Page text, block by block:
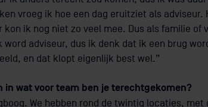
vroeg ik hoe een dag eruitziet als adviseur.
kon ik nog niet zo veel mee. Dus als familie of
word adviseur, dus ik denk dat ik een brug
en dat klopt eigenlijk best wel.”
in wat voor team ben je terechtgekomen?
We hebben rond de twintig locaties, met